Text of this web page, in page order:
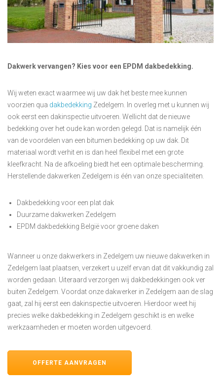
Dakwerk vervangen? Kies voor een EPDM dakbedekking.
Wij weten exact waarmee wij uw dak het beste mee kunnen
voorzien qua dakbedekking Zedelgem. In overleg met u kunnen wij
ook eerst een dakinspectie uitvoeren. Wellicht dat de nieuwe
bedekking over het oude kan worden gelegd. Dat is namelijk één
van de voordelen van een bitumen bedekking op uw dak. Dit
materiaal wordt verhit en is dan heel flexibel met een grote
kleefkracht. Na de afkoeling biedt het een optimale bescherming.
Herstellende dakwerken Zedelgem is één van onze specialiteiten.
Dakbedekking voor een plat dak
Duurzame dakwerken Zedelgem
EPDM dakbedekking België voor groene daken
Wanneer u onze dakwerkers in Zedelgem uw nieuwe dakwerken in
Zedelgem laat plaatsen, verzekert u uzelf ervan dat dit vakkundig zal
worden gedaan. Uiteraard verzorgen wij dakbedekkingen ook ver
buiten Zedelgem. Voordat onze dakwerker in Zedelgem aan de slag
gaat, zal hij eerst een dakinspectie uitvoeren. Hierdoor weet hij
precies welke dakbedekking in Zedelgem geschikt is en welke
werkzaamheden er moeten worden uitgevoerd.
OFFERTE AANVRAGEN